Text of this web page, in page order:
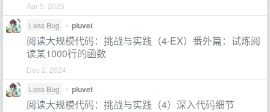
Apr 5, 2025
Less Bug
• pluvet
阅读大规模代码：挑战与实践（4-EX）番外篇：试炼阅
读某1000行的函数
Dec 2, 2024
Less Bug
• pluvet
阅读大规模代码：挑战与实践（4）深入代码细节